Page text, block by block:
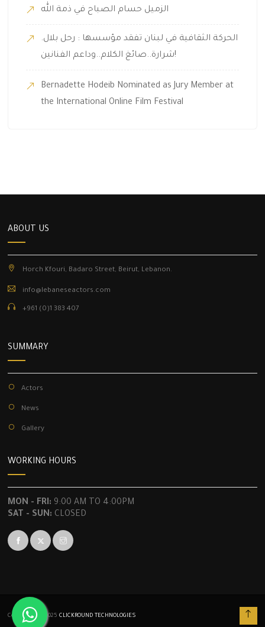
الزميل حسام الصباح في ذمة الله
.الحركة الثقافية في لبنان تفقد مؤسسها : رحل بلال
شرارة..صائغ الكلام..وداعم الفنانين!
Bernadette Hodeib Nominated as Jury Member at
the International Online Film Festival
ABOUT US
Horch Kfouri, Badaro Street, Beirut, Lebanon.
info@lebaneseactors.com
+961 (0)1 383 407
SUMMARY
Actors
News
Gallery
WORKING HOURS
MON - FRI: 9:00 AM TO 4:00PM
SAT - SUN: CLOSED
Copyrights © 2025CLICKROUND TECHNOLOGIES